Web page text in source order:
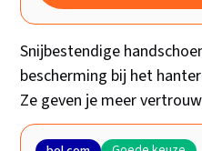
Snijbestendige
bescherming bij het
Ze geven je meer